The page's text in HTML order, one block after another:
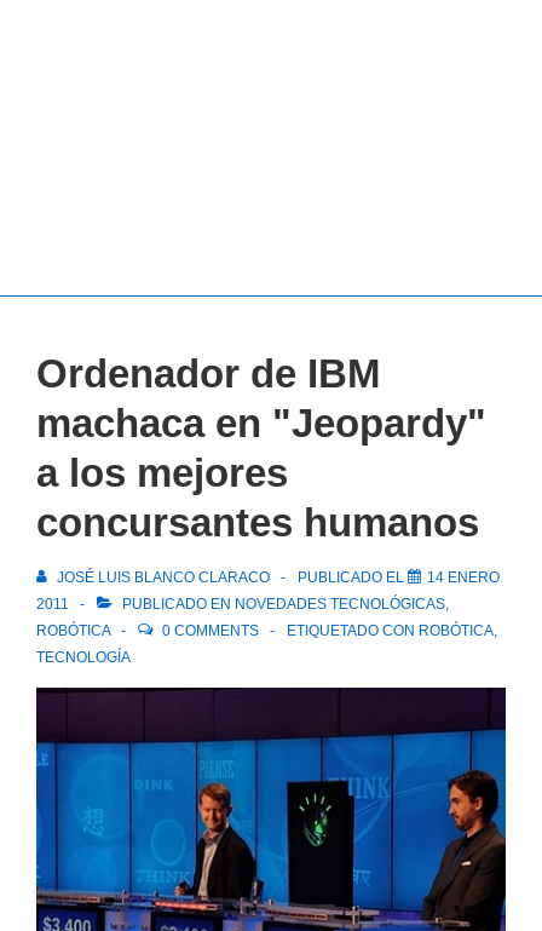
Ordenador de IBM
machaca en "Jeopardy"
a los mejores
concursantes humanos
JOSÉ LUIS BLANCO CLARACO PUBLICADO EL
14 ENERO
2011
PUBLICADO EN NOVEDADES TECNOLÓGICAS,
ROBÓTICA
0 COMMENTS ETIQUETADO CON ROBÓTICA,
TECNOLOGÍA